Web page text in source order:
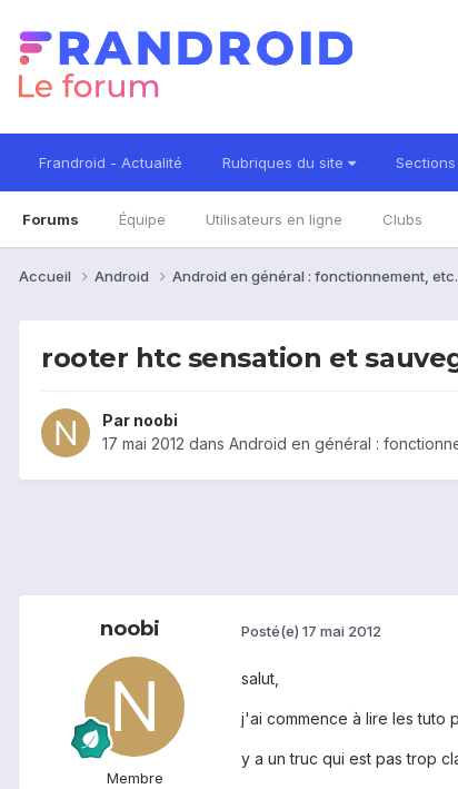
Frandroid - Actualité Rubriques du site
Forums Équipe Utilisateurs en ligne Clubs
Accueil Android Android en général : fonctionnement, etc.
rooter htc sensation et
Par noobi
17 mai 2012 dans Android en général :
noobi
Membre
Posté(e) 17 mai 2012
salut,
j'ai commence à lire les tuto
y a un truc qui est pas trop